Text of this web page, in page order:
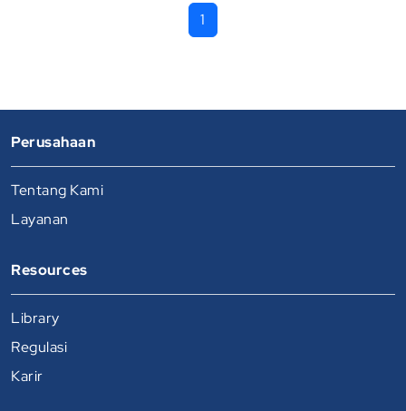
1
Perusahaan
Tentang Kami
Layanan
Resources
Library
Regulasi
Karir